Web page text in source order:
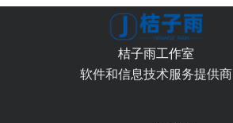
器
桔子雨工作室
软件和信息技术服务提供商